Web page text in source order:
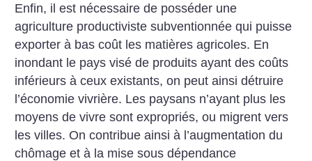
Enfin, il est nécessaire de posséder une
agriculture productiviste subventionnée qui puisse
exporter à bas coût les matières agricoles. En
inondant le pays visé de produits ayant des coûts
inférieurs à ceux existants, on peut ainsi détruire
l’économie vivrière. Les paysans n’ayant plus les
moyens de vivre sont expropriés, ou migrent vers
les villes. On contribue ainsi à l’augmentation du
chômage et à la mise sous dépendance